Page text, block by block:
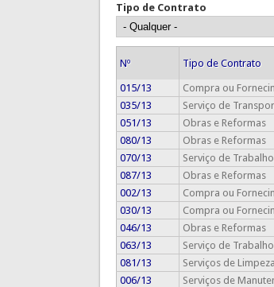
Tipo de Contrato
Nº Tipo de Contrato
015/13
Compra ou
035/13
Serviço de
051/13
Obras e Reformas
080/13
Obras e Reformas
070/13
Serviço de
087/13
Obras e Reformas
002/13
Compra ou
030/13
Compra ou
046/13
Obras e Reformas
063/13
Serviço de
081/13
Serviços de
006/13
Serviços de